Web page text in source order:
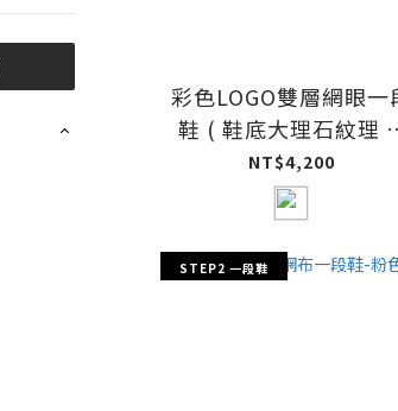
彩色LOGO雙層網眼一
鞋 ( 鞋底大理石紋理
白
NT$4,200
STEP2 一段鞋